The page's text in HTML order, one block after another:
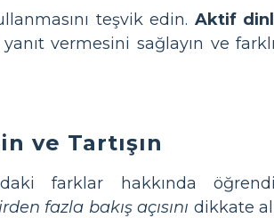
teşvik edin. Aktif
vermesini sağlayın ve
ve Tartışın
farklar hakkında
fazla bakış açısını dikkate